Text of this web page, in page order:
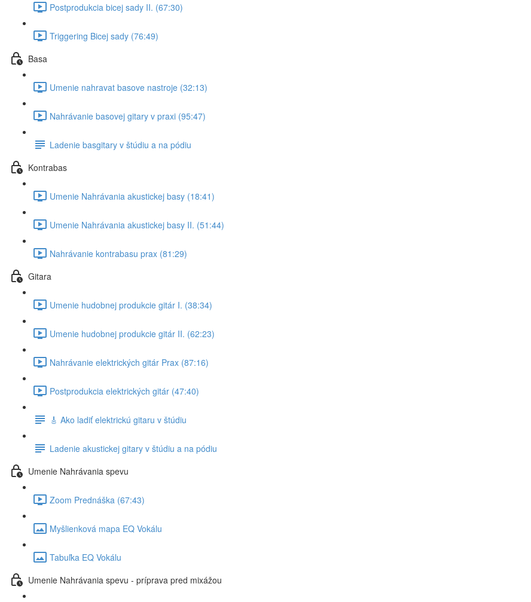
Postprodukcia bicej sady II. (67:30)
Triggering Bicej sady (76:49)
Basa
Umenie nahravat basove nastroje (32:13)
Nahrávanie basovej gitary v praxi (95:47)
Ladenie basgitary v štúdiu a na pódiu
Kontrabas
Umenie Nahrávania akustickej basy (18:41)
Umenie Nahrávania akustickej basy II. (51:44)
Nahrávanie kontrabasu prax (81:29)
Gitara
Umenie hudobnej produkcie gitár I. (38:34)
Umenie hudobnej produkcie gitár II. (62:23)
Nahrávanie elektrických gitár Prax (87:16)
Postprodukcia elektrických gitár (47:40)
🎸 Ako ladiť elektrickú gitaru v štúdiu
Ladenie akustickej gitary v štúdiu a na pódiu
Umenie Nahrávania spevu
Zoom Prednáška (67:43)
Myšlienková mapa EQ Vokálu
Tabuľka EQ Vokálu
Umenie Nahrávania spevu - príprava pred mixážou